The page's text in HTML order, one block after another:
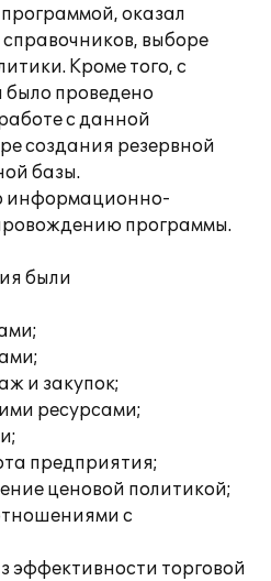
оказал
выборе
Кроме того, с
проведено
с данной
создания резервной
базы.
информационно-
программы.
были
и закупок;
ресурсами;
предприятия;
ценовой политикой;
с
эффективности торговой